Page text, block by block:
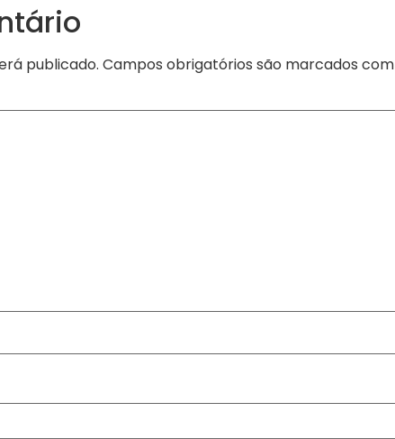
publicado. Campos obrigatórios são marcados com